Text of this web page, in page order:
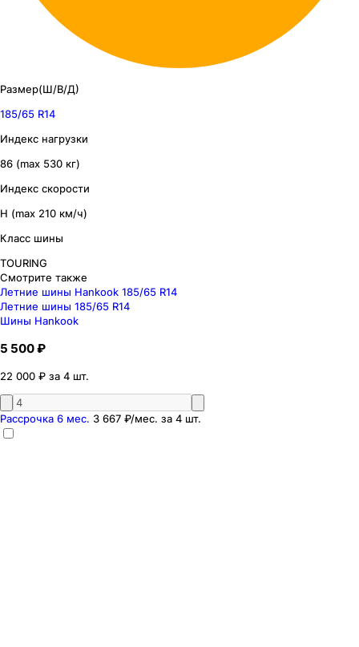
Размер(Ш/В/Д)
185/65 R14
Индекс нагрузки
86 (max 530 кг)
Индекс скорости
H (max 210 км/ч)
Класс шины
TOURING
Смотрите также
Летние шины Hankook 185/65 R14
Летние шины 185/65 R14
Шины Hankook
5 500 ₽
22 000 ₽ за 4 шт.
Рассрочка 6 мес. 3 667 ₽/мес. за 4 шт.